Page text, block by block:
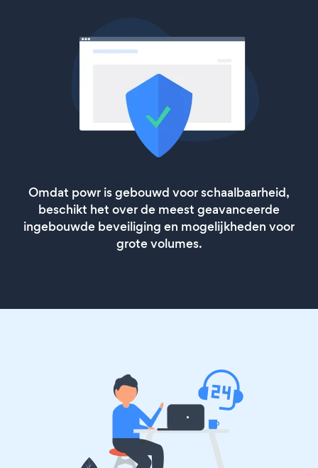
Omdat powr is gebouwd voor schaalbaarheid,
beschikt het over de meest geavanceerde
ingebouwde beveiliging en mogelijkheden voor
grote volumes.